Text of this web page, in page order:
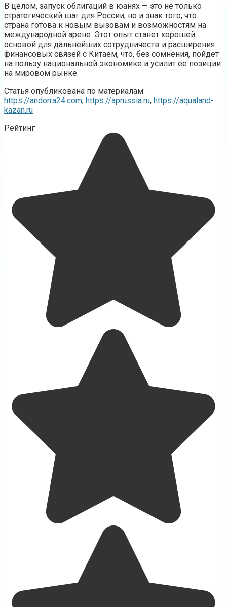
В целом, запуск облигаций в юанях — это не только
стратегический шаг для России, но и знак того, что
страна готова к новым вызовам и возможностям на
международной арене. Этот опыт станет хорошей
основой для дальнейших сотрудничеств и расширения
финансовых связей с Китаем, что, без сомнения, пойдет
на пользу национальной экономике и усилит ее позиции
на мировом рынке.
Статья опубликована по материалам:
https://andorra24.com, https://aprussia.ru, https://aqualand-
kazan.ru
Рейтинг